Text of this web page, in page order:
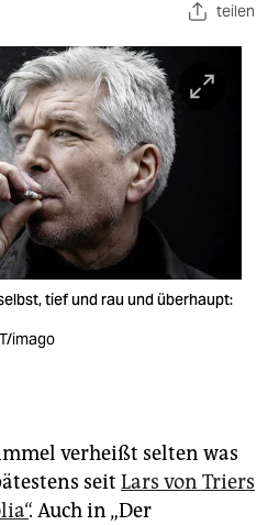
teilen
tief und rau und überhaupt:
imago
verheißt selten was
seit Lars von Triers
. Auch in „Der